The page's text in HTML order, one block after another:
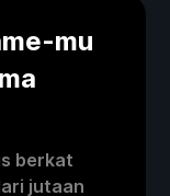
mu
berkat
jutaan